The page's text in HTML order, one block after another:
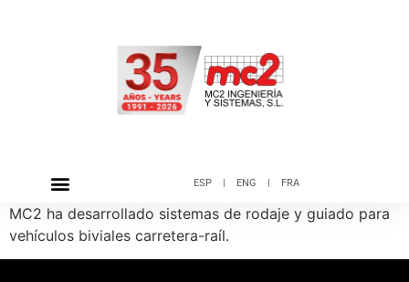
ESP ENG FRA
MC2 ha desarrollado sistemas de rodaje y guiado para
vehículos biviales carretera-raíl.